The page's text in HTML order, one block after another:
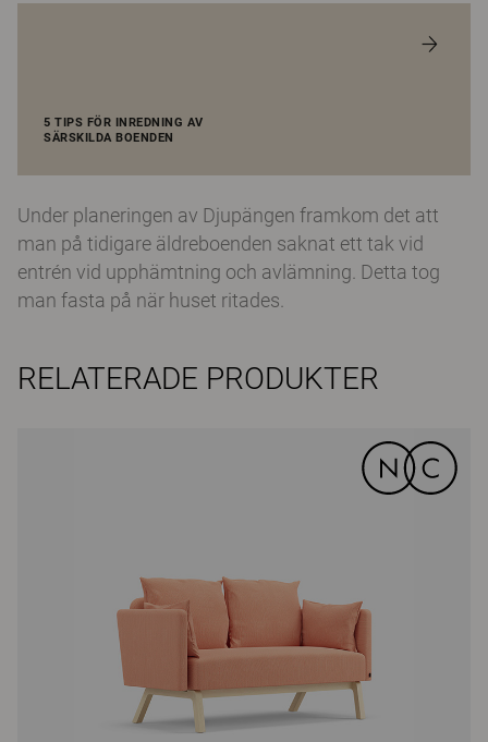
5 TIPS FÖR INREDNING AV
SÄRSKILDA BOENDEN
Under planeringen av Djupängen framkom det att
man på tidigare äldreboenden saknat ett tak vid
entrén vid upphämtning och avlämning. Detta tog
man fasta på när huset ritades.
RELATERADE PRODUKTER